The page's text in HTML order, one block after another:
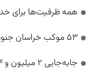
همه ظرفیت‌ها برای
53 موکب خراسان جنوبی در خدمت زائران اربعین
جابه‌جایی 2 میلیون و 404 هزار تن کالا از خراسان جنوبی به سراسر کشور